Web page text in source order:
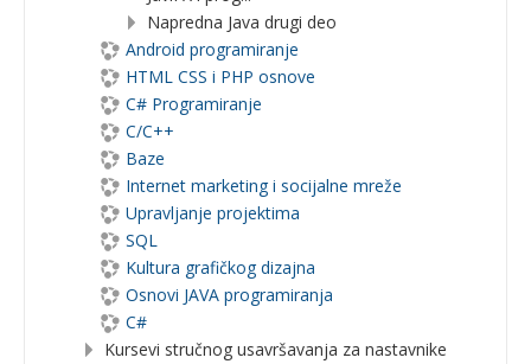
Napredna Java drugi deo
Android programiranje
HTML CSS i PHP osnove
C# Programiranje
C/C++
Baze
Internet marketing i socijalne mreže
Upravljanje projektima
SQL
Kultura grafičkog dizajna
Osnovi JAVA programiranja
C#
Kursevi stručnog usavršavanja za nastavnike